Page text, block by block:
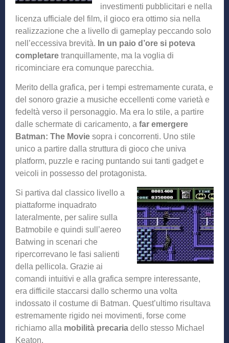
investimenti pubblicitari e nella
licenza ufficiale del film, il gioco era ottimo sia nella
realizzazione che a livello di gameplay peccando solo
nell’eccessiva brevità. In un paio d’ore si poteva
completare tranquillamente, ma la voglia di
ricominciare era comunque parecchia.
Merito della grafica, per i tempi estremamente curata, e
del sonoro grazie a musiche eccellenti come varietà e
fedeltà verso il personaggio. Ma era lo stile, a partire
dalle schermate di caricamento, a far emergere
Batman: The Movie sopra i concorrenti. Uno stile
unico a partire dalla struttura di gioco che univa
platform, puzzle e racing puntando sui tanti gadget e
veicoli in possesso del protagonista.
Si partiva dal classico livello a
piattaforme inquadrato
lateralmente, per salire sulla
Batmobile e quindi sull’aereo
Batwing in scenari che
ripercorrevano le fasi salienti
della pellicola. Grazie ai
comandi intuitivi e alla grafica sempre interessante,
era difficile staccarsi dallo schermo una volta
indossato il costume di Batman. Quest’ultimo risultava
estremamente rigido nei movimenti, forse come
richiamo alla mobilità precaria dello stesso Michael
Keaton.